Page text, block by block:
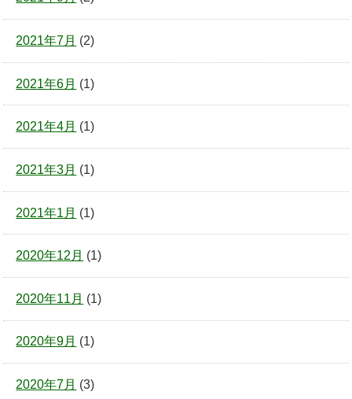
2021年7月 (2)
2021年6月 (1)
2021年4月 (1)
2021年3月 (1)
2021年1月 (1)
2020年12月 (1)
2020年11月 (1)
2020年9月 (1)
2020年7月 (3)